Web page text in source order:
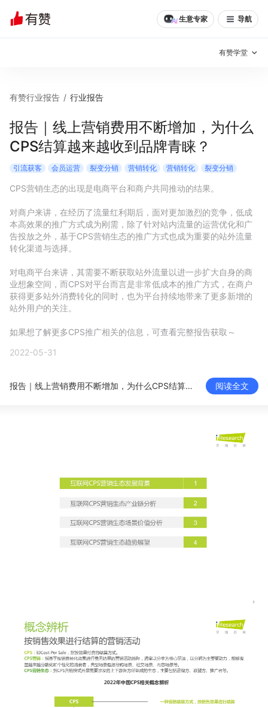
生意专家 导航
有赞学堂
有赞说增长
私域日历 增长方法
有赞说案例拆解 有赞专家说
有赞成功案例 新零售最佳实践
有赞春季发布会 实干家直播间
新零售大会
新零售私享会 门店经营增长公开课
AllValue
增长产品指南
产品更新动态 帮助中心
合作共进
入驻有赞 认证代理商
认证服务商 设计服务商
有赞行业报告 / 行业报告
报告｜线上营销费用不断增加，为什么
CPS结算越来越收到品牌青睐？
引流获客 会员运营 裂变分销 营销转化 营销转化 裂变分销
CPS营销生态的出现是电商平台和商户共同推动的结果。
对商户来讲，在经历了流量红利期后，面对更加激烈的竞争，低成
本高效果的推广方式成为刚需，除了针对站内流量的运营优化和广
告投放之外，基于CPS营销生态的推广方式也成为重要的站外流量
转化渠道与选择。
对电商平台来讲，其需要不断获取站外流量以进一步扩大自身的商
业想象空间，而CPS对平台而言是非常低成本的推广方式，在商户
获得更多站外消费转化的同时，也为平台持续地带来了更多新增的
站外用户的关注。
如果想了解更多CPS推广相关的信息，可查看完整报告获取～
2022-05-31
报告｜线上营销费用不断增加，为什么CPS结算越来越收到品牌青睐？ 阅读全文